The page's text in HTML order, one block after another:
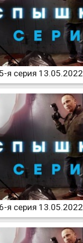
5-я серия 13.05.2022
6-я серия 13.05.2022